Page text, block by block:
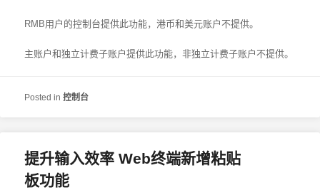
RMB用户的控制台提供此功能，港币和美元账户不提供。
主账户和独立计费子账户提供此功能，非独立计费子账户不提供。
Posted in 控制台
提升输入效率 Web终端新增粘贴
板功能